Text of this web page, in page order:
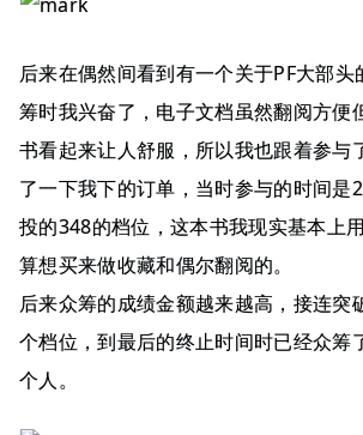
后来在偶然间看到有一个关于PF大部
筹时我兴奋了，电子文档虽然翻阅方便
书看起来让人舒服，所以我也跟着参与
了一下我下的订单，当时参与的时间是
投的348的档位，这本书我现实基本上
算想买来做收藏和偶尔翻阅的。
后来众筹的成绩金额越来越高，接连突
个档位，到最后的终止时间时已经众筹
个人。